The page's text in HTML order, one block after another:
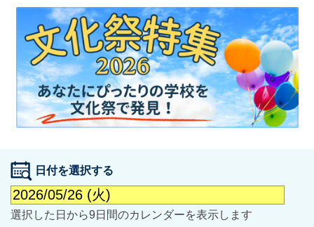
最近見た学校
日付を選択する
選択した日から9日間のカレンダーを表示します